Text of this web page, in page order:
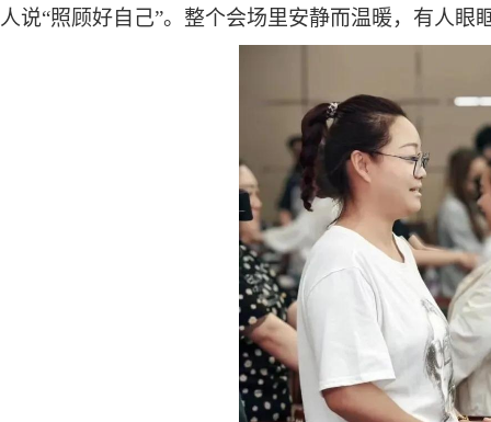
人说“照顾好自己”。整个会场里安静而温暖，有人眼